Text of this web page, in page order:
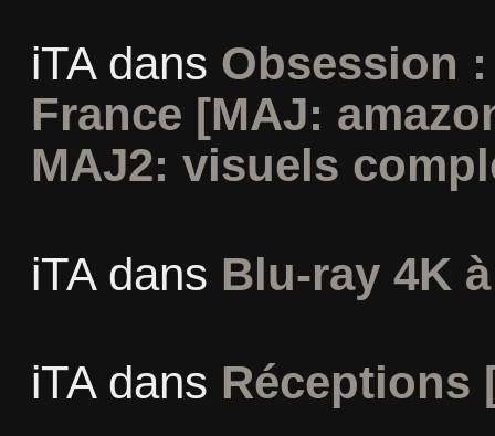
iTAdans Obsession
France [MAJ:
MAJ2: visuels
iTAdans Blu-ray 4K
iTAdans Réceptions